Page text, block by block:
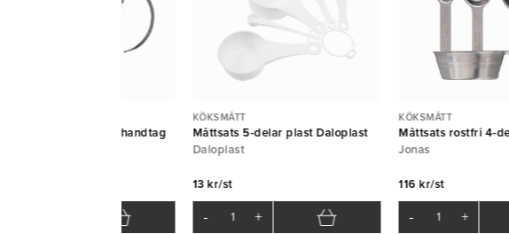
rostfritt öppet handtag
KÖKSMÅTT
Måttsats 5-delar plast Daloplast
Daloplast
13 kr/st
- +
KÖKSMÅTT
Måttsats rostfri 4-
Jonas
116 kr/st
- +